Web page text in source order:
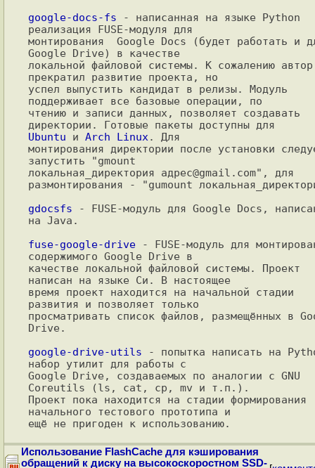
google-docs-fs - написанная на языке Python
реализация FUSE-модуля для
монтирования  Google Docs (будет работать и
Google Drive) в качестве
локальной файловой системы. К сожалению автор
прекратил развитие проекта, но
успел выпустить кандидат в релизы. Модуль
поддерживает все базовые операции, по
чтению и записи данных, позволяет создавать
Ubuntu и Arch Linux . Для
монтирования директории после установки
запустить "gmount
локальная_директория адрес@gmail.com", для
размонтирования - "gumount
gdocsfs - FUSE-модуль для Google Docs,
на Java.
fuse-google-drive - FUSE-модуль для
содержимого Google Drive в
качестве локальной файловой системы. Проект
написан на языке Си. В настоящее
время проект находится на начальной стадии
развития и позволяет только
просматривать список файлов, размещённых в
Drive.
google-drive-utils - попытка написать на
набор утилит для работы с
Google Drive, создаваемых по аналогии с GNU
Coreutils (ls, cat, cp, mv и т.п.).
Проект пока находится на стадии формирования
начального тестового прототипа и
Использование FlashCache для кэширования
обращений к диску на высокоскоростном SSD-